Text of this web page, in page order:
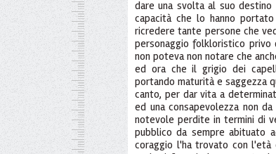
dare una svolta al suo
capacità che lo hanno
ricredere tante persone che
personaggio folkloristico privo
non poteva non notare che
ed ora che il grigio dei
portando maturità e saggezza
canto, per dar vita a
ed una consapevolezza non
notevole perdite in termini di
pubblico da sempre abituato
coraggio l'ha trovato con